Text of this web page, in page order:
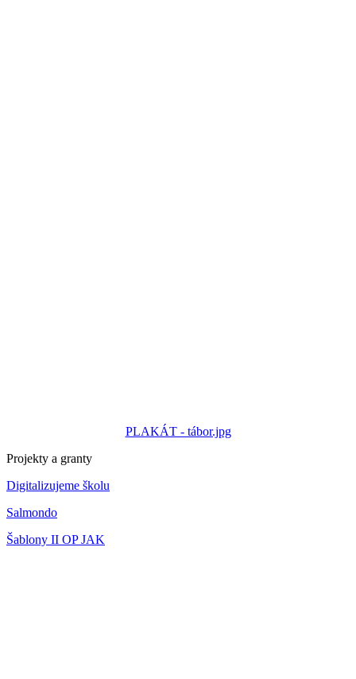
PLAKÁT - tábor.jpg
Projekty a granty
Digitalizujeme školu
Salmondo
Šablony II OP JAK